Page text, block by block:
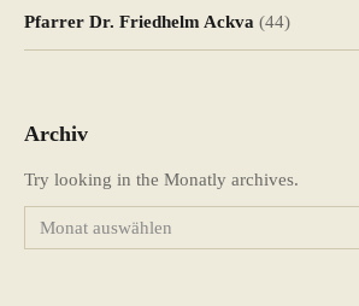
Pfarrer Dr. Friedhelm Ackva (44)
Archiv
Try looking in the Monatly archives.
Archiv